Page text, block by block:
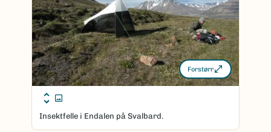
Forstørr
Insektfelle i Endalen på Svalbard.